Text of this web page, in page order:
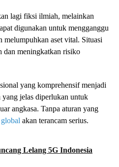
lagi fiksi ilmiah, melainkan
digunakan untuk mengganggu
melumpuhkan aset vital. Situasi
dan meningkatkan risiko
yang komprehensif menjadi
jelas diperlukan untuk
angkasa. Tanpa aturan yang
akan terancam serius.
Lelang 5G Indonesia